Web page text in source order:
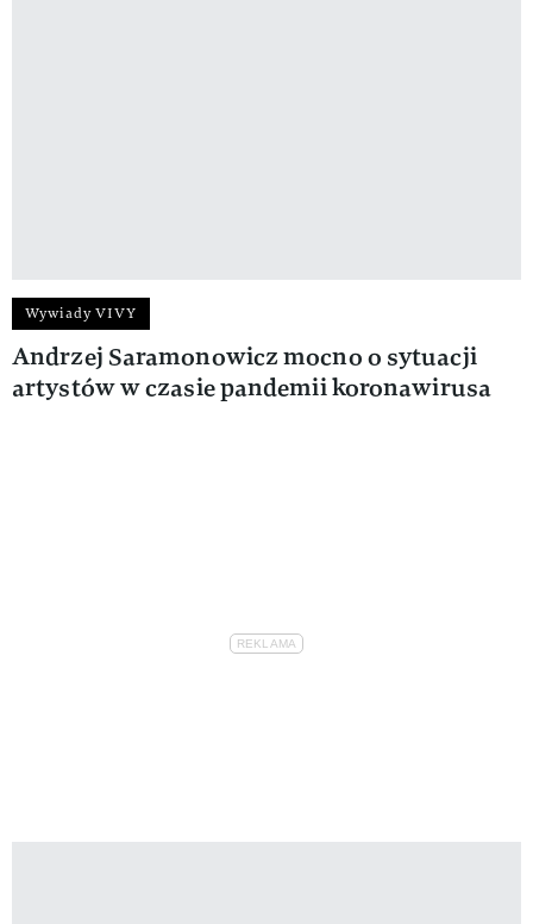
Wywiady VIVY
Andrzej Saramonowicz mocno o sytuacji
artystów w czasie pandemii koronawirusa